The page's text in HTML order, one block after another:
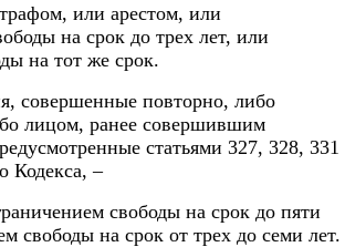
или арестом, или
на срок до трех лет, или
на тот же срок.
совершенные повторно, либо
лицом, ранее совершившим
статьями 327, 328, 331
Кодекса, –
свободы на срок до пяти
свободы на срок от трех до семи лет.